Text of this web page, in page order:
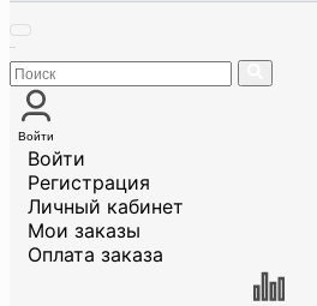
Войти
Войти
Регистрация
Личный кабинет
Мои заказы
Оплата заказа